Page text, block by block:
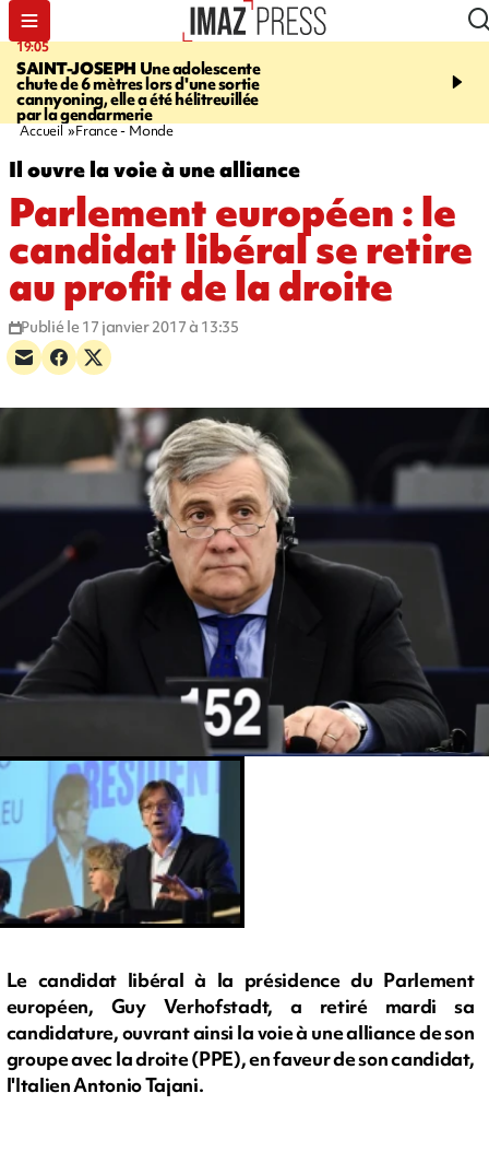
19:05
SAINT-JOSEPH Une adolescente
chute de 6 mètres lors d'une sortie
cannyoning, elle a été hélitreuillée
par la gendarmerie
20:44
rouée de coups,
Accueil France - Monde
Il ouvre la voie à une alliance
Parlement européen : le
candidat libéral se retire
au profit de la droite
Publié le 17 janvier 2017 à 13:35
Le candidat libéral à la présidence du Parlement
européen, Guy Verhofstadt, a retiré mardi sa
candidature, ouvrant ainsi la voie à une alliance de son
groupe avec la droite (PPE), en faveur de son candidat,
l'Italien Antonio Tajani.